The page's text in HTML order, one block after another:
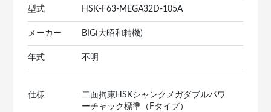
型式 HSK-F63-MEGA32D-105A
メーカー BIG(大昭和精機)
年式 不明
仕様
二面拘束HSKシャンクメガダブルパワ
ーチャック標準（Fタイプ）